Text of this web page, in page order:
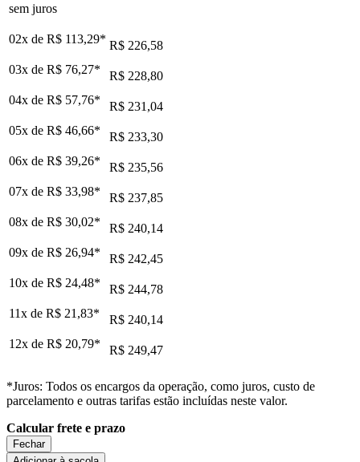
sem juros
02x de R$ 113,29* R$ 226,58
03x de R$ 76,27*
R$ 228,80
04x de R$ 57,76*
R$ 231,04
05x de R$ 46,66*
R$ 233,30
06x de R$ 39,26*
R$ 235,56
07x de R$ 33,98*
R$ 237,85
08x de R$ 30,02*
R$ 240,14
09x de R$ 26,94*
R$ 242,45
10x de R$ 24,48*
R$ 244,78
11x de R$ 21,83*
R$ 240,14
12x de R$ 20,79* R$ 249,47
*Juros: Todos os encargos da operação, como juros, custo de
parcelamento e outras tarifas estão incluídas neste valor.
Calcular frete e prazo
Fechar